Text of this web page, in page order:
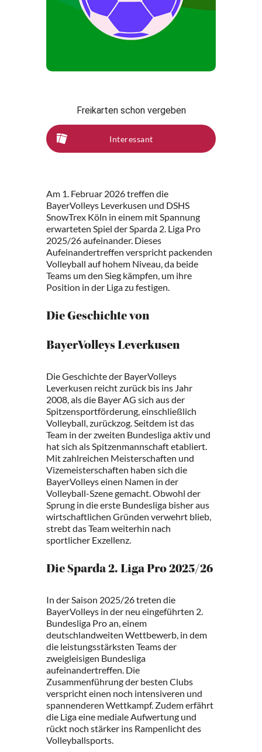
Freikarten schon vergeben
Interessant
Am 1. Februar 2026 treffen die
BayerVolleys Leverkusen und DSHS
SnowTrex Köln in einem mit Spannung
erwarteten Spiel der Sparda 2. Liga Pro
2025/26 aufeinander. Dieses
Aufeinandertreffen verspricht packenden
Volleyball auf hohem Niveau, da beide
Teams um den Sieg kämpfen, um ihre
Position in der Liga zu festigen.
Die Geschichte von
BayerVolleys Leverkusen
Die Geschichte der BayerVolleys
Leverkusen reicht zurück bis ins Jahr
2008, als die Bayer AG sich aus der
Spitzensportförderung, einschließlich
Volleyball, zurückzog. Seitdem ist das
Team in der zweiten Bundesliga aktiv und
hat sich als Spitzenmannschaft etabliert.
Mit zahlreichen Meisterschaften und
Vizemeisterschaften haben sich die
BayerVolleys einen Namen in der
Volleyball-Szene gemacht. Obwohl der
Sprung in die erste Bundesliga bisher aus
wirtschaftlichen Gründen verwehrt blieb,
strebt das Team weiterhin nach
sportlicher Exzellenz.
Die Sparda 2. Liga Pro 2025/26
In der Saison 2025/26 treten die
BayerVolleys in der neu eingeführten 2.
Bundesliga Pro an, einem
deutschlandweiten Wettbewerb, in dem
die leistungsstärksten Teams der
zweigleisigen Bundesliga
aufeinandertreffen. Die
Zusammenführung der besten Clubs
verspricht einen noch intensiveren und
spannenderen Wettkampf. Zudem erfährt
die Liga eine mediale Aufwertung und
rückt noch stärker ins Rampenlicht des
Volleyballsports.